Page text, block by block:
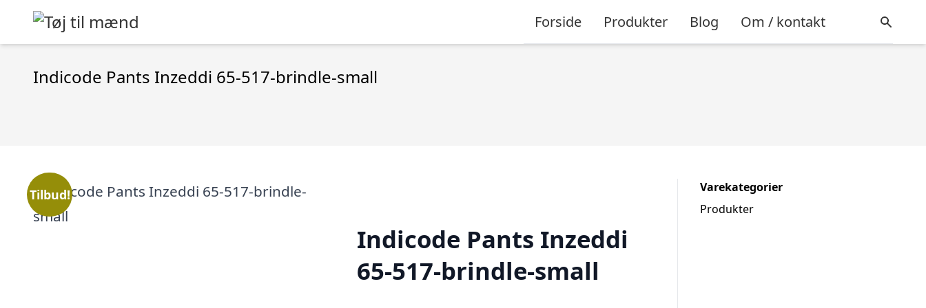
Forside Produkter Blog Om / kontakt
Indicode Pants Inzeddi 65-517-brindle-small
Tilbud!
Indicode Pants Inzeddi
65-517-brindle-small
Varekategorier
Produkter